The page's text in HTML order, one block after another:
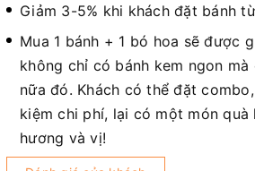
Giảm 3-5% khi khách đặt bánh
Mua 1 bánh + 1 bó hoa sẽ được
không chỉ có bánh kem ngon
nữa đó. Khách có thể đặt
kiệm chi phí, lại có một món quà
hương và vị!